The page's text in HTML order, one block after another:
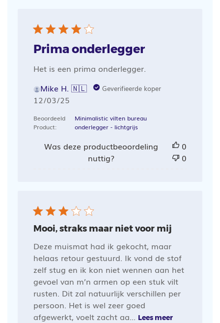
Prima onderlegger
Het is een prima onderlegger.
Mike H. 🇳🇱
Geverifieerde koper
Publicatiedatum
12/03/25
Beoordeeld
Product:
Minimalistic vilten bureau
onderlegger - lichtgrijs
Was deze productbeoordeling
nuttig?
0
0
Mooi, straks maar niet voor mij
Deze muismat had ik gekocht, maar
helaas retour gestuurd. Ik vond de stof
zelf stug en ik kon niet wennen aan het
gevoel van m’n armen op een stuk vilt
rusten. Dit zal natuurlijk verschillen per
persoon. Het is wel zeer goed
afgewerkt, voelt zacht aa... Lees meer